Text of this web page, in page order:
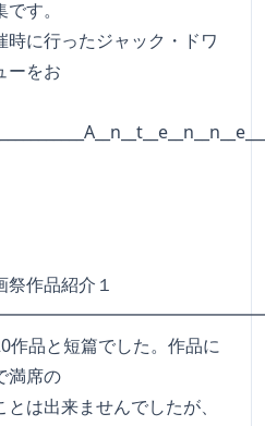
す。
に行ったジャック・ドワ
ーをお
作品紹介１
品と短篇でした。作品に
満席の
は出来ませんでしたが、